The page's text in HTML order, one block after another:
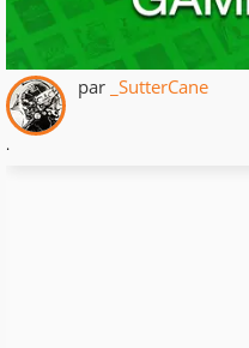
par _SutterCane
.